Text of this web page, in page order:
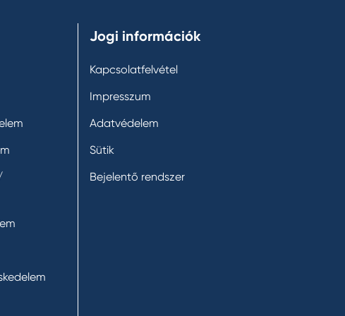
Jogi információk
Kapcsolatfelvétel
Impresszum
Adatvédelem
Sütik
Bejelentő rendszer